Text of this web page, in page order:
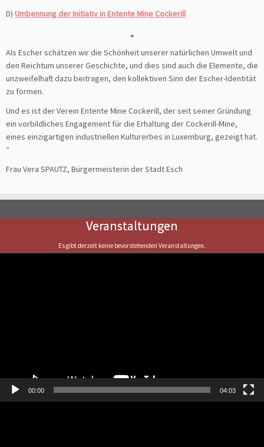
D) Umbennung der Initiativ in Entente Mine Cockerill
„
Als Escher schätzen wir die Schönheit unserer natürlichen Umwelt und
den Reichtum unserer Geschichte, und dies sind auch die Elemente, die
unzweifelhaft dazu beitragen, den kollektiven Sinn der Escher-Identität
zu formen.
Und es ist der Verein Entente Mine Cockerill, der seit seiner Gründung
ein vorbildliches Engagement für die Erhaltung der Cockerill-Mine,
eines einzigartigen industriellen Kulturerbes in Luxemburg, gezeigt hat.
“
Frau Vera SPAUTZ, Bürgermeisterin der Stadt Esch
Veranstaltungen
Es gibt derzeit keine bevorstehenden Veranstaltungen.
00:00 04:03